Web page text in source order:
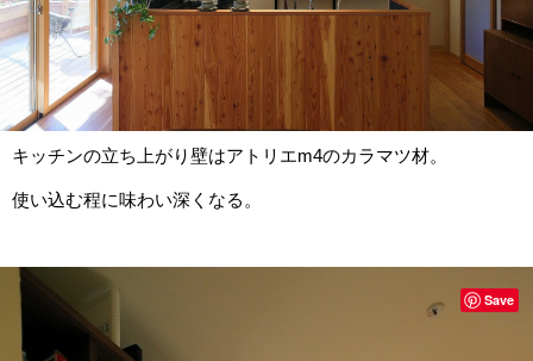
キッチンの立ち上がり壁はアトリエm4のカラマツ材。
使い込む程に味わい深くなる。
Save